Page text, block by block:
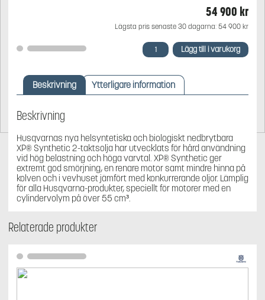
54 900 kr
Lägsta pris senaste 30 dagarna: 54 900 kr
Husqvarna
tvåtaktsolja
Bio
Synth
Lägg till i varukorg
Beskrivning Ytterligare information
Beskrivning
Husqvarnas nya helsyntetiska och biologiskt nedbrytbara
XP® Synthetic 2-taktsolja har utvecklats för hård användning
vid hög belastning och höga varvtal. XP® Synthetic ger
extremt god smörjning, en renare motor samt mindre hinna på
kolven och i vevhuset jämfört med konkurrerande oljor. Lämplig
för alla Husqvarna-produkter, speciellt för motorer med en
cylindervolym på över 55 cm³.
Relaterade produkter